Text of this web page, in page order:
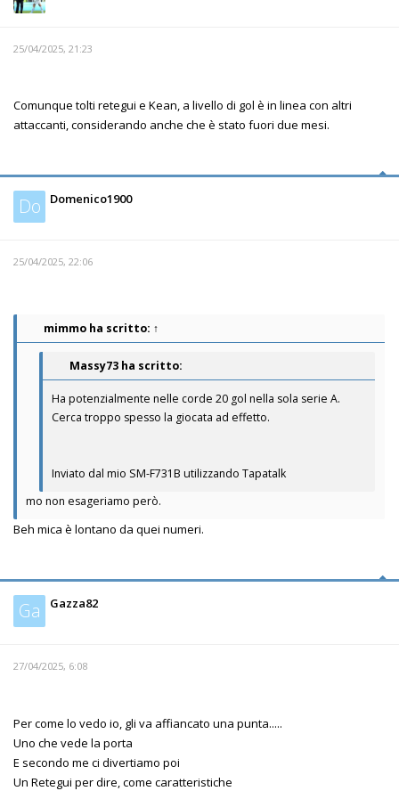
25/04/2025, 21:23
Comunque tolti retegui e Kean, a livello di gol è in linea con altri
attaccanti, considerando anche che è stato fuori due mesi.
Do Domenico1900
25/04/2025, 22:06
mimmo ha scritto: ↑
Massy73 ha scritto:
Ha potenzialmente nelle corde 20 gol nella sola serie A.
Cerca troppo spesso la giocata ad effetto.
Inviato dal mio SM-F731B utilizzando Tapatalk
mo non esageriamo però.
Beh mica è lontano da quei numeri.
Ga Gazza82
27/04/2025, 6:08
Per come lo vedo io, gli va affiancato una punta.....
Uno che vede la porta
E secondo me ci divertiamo poi
Un Retegui per dire, come caratteristiche